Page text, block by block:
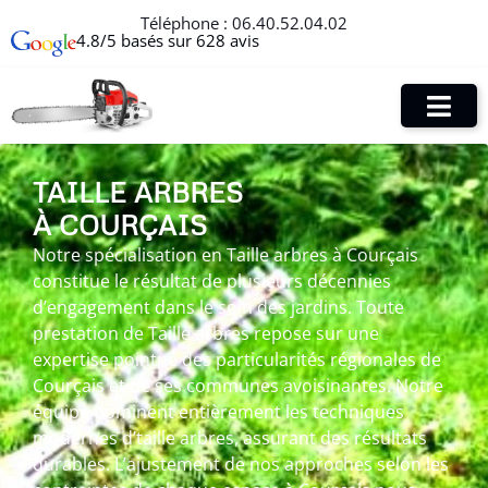
Téléphone : 06.40.52.04.02
4.8/5 basés sur 628 avis
TAILLE ARBRES
À COURÇAIS
Notre spécialisation en Taille arbres à Courçais
constitue le résultat de plusieurs décennies
d’engagement dans le soin des jardins. Toute
prestation de Taille arbres repose sur une
expertise pointue des particularités régionales de
Courçais et de ses communes avoisinantes. Notre
équipe dominent entièrement les techniques
modernes d’taille arbres, assurant des résultats
durables. L’ajustement de nos approches selon les